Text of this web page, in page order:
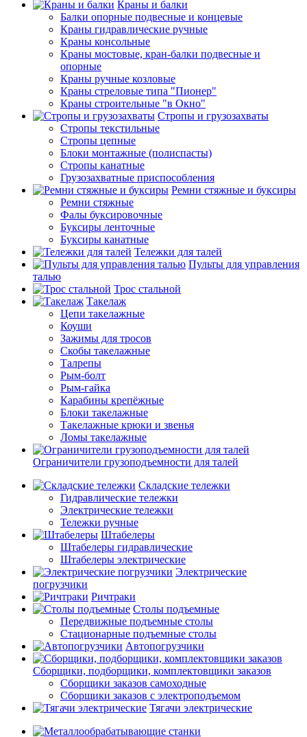
Краны и балки
Балки опорные подвесные и концевые
Краны гидравлические ручные
Краны консольные
Краны мостовые, кран-балки подвесные и
опорные
Краны ручные козловые
Краны стреловые типа "Пионер"
Краны строительные "в Окно"
Стропы и грузозахваты
Стропы текстильные
Стропы цепные
Блоки монтажные (полиспасты)
Стропы канатные
Грузозахватные приспособления
Ремни стяжные и буксиры
Ремни стяжные
Фалы буксировочные
Буксиры ленточные
Буксиры канатные
Тележки для талей
Пульты для управления
талью
Трос стальной
Такелаж
Цепи такелажные
Коуши
Зажимы для тросов
Скобы такелажные
Талрепы
Рым-болт
Рым-гайка
Карабины крепёжные
Блоки такелажные
Такелажные крюки и звенья
Ломы такелажные
Ограничители грузоподъемности для талей
Складские тележки
Гидравлические тележки
Электрические тележки
Тележки ручные
Штабелеры
Штабелеры гидравлические
Штабелеры электрические
Электрические
погрузчики
Ричтраки
Столы подъемные
Передвижные подъемные столы
Стационарные подъемные столы
Автопогрузчики
Сборщики, подборщики, комплектовщики заказов
Сборщики заказов самоходные
Сборщики заказов с электроподъемом
Тягачи электрические